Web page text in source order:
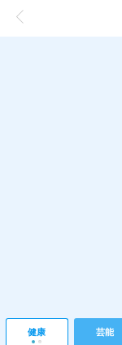
健康 芸能